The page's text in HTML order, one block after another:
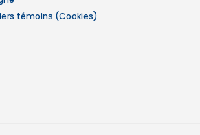
témoins (Cookies)